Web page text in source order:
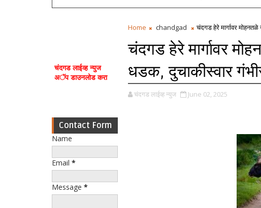
चंदगड लाईव्ह न्युज
अॅप डाउनलोड करा
Contact Form
Name
Email *
Message *
Home chandgad चंदगड हेरे मार्गावर
चंदगड हेरे मार्गावर
धडक, दुचाकीस्वार
चंदगड लाईव्ह न्युज June 02, 2025